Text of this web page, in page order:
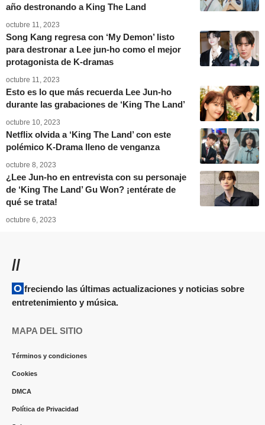
año destronando a King The Land
octubre 11, 2023
Song Kang regresa con ‘My Demon’ listo
para destronar a Lee jun-ho como el mejor
protagonista de K-dramas
octubre 11, 2023
Esto es lo que más recuerda Lee Jun-ho
durante las grabaciones de ‘King The Land’
octubre 10, 2023
Netflix olvida a ‘King The Land’ con este
polémico K-Drama lleno de venganza
octubre 8, 2023
¿Lee Jun-ho en entrevista con su personaje
de ‘King The Land’ Gu Won? ¡entérate de
qué se trata!
octubre 6, 2023
//
Ofreciendo las últimas actualizaciones y noticias sobre
entretenimiento y música.
MAPA DEL SITIO
Términos y condiciones
Cookies
DMCA
Política de Privacidad